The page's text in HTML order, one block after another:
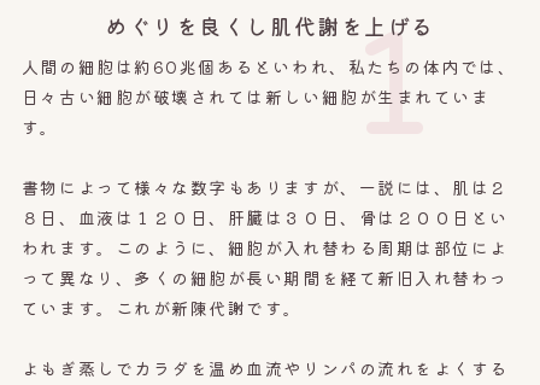
めぐりを良くし肌代謝を上げる
1
人間の細胞は約60兆個あるといわれ、私たちの体内では、
日々古い細胞が破壊されては新しい細胞が生まれていま
す。
書物によって様々な数字もありますが、一説には、肌は２
８日、血液は１２０日、肝臓は３０日、骨は２００日とい
われます。このように、細胞が入れ替わる周期は部位によ
って異なり、多くの細胞が長い期間を経て新旧入れ替わっ
ています。これが新陳代謝です。
よもぎ蒸しでカラダを温め血流やリンパの流れをよくする